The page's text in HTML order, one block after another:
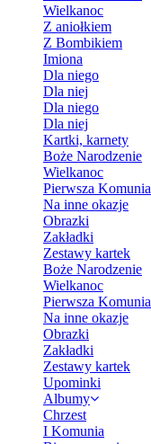
Wielkanoc
Z aniołkiem
Z Bombikiem
Imiona
Dla niego
Dla niej
Dla niego
Dla niej
Kartki, karnety
Boże Narodzenie
Wielkanoc
Pierwsza Komunia
Na inne okazje
Obrazki
Zakładki
Zestawy kartek
Boże Narodzenie
Wielkanoc
Pierwsza Komunia
Na inne okazje
Obrazki
Zakładki
Zestawy kartek
Upominki
Albumy
Chrzest
I Komunia